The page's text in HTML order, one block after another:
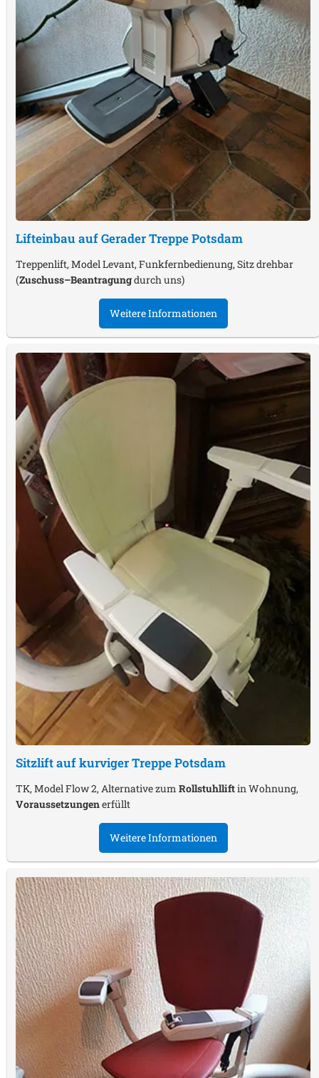
Lifteinbau auf Gerader TreppePotsdam
Treppenlift, Model Levant, Funkfernbedienung, Sitz drehbar
(Zuschuss–Beantragungdurch uns)
Weitere Informationen
Sitzlift auf kurviger TreppePotsdam
TK, Model Flow 2, Alternative zum Rollstuhlliftin Wohnung,
Voraussetzungenerfüllt
Weitere Informationen